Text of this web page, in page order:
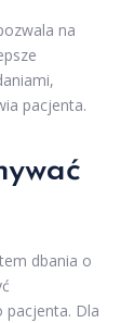
na
pacjenta.
dbania o
pacjenta. Dla